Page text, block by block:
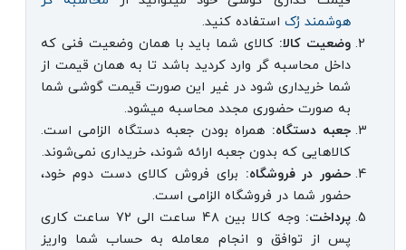
هوشمند رُک استفاده کنید.
وضعیت کالا: کالای شما باید با همان وضعیت فنی که
داخل محاسبه گر وارد کردید باشد تا به همان قیمت از
شما خریداری شود در غیر این صورت قیمت گوشی شما
به صورت حضوری مجدد محاسبه میشود.
جعبه دستگاه: همراه بودن جعبه دستگاه الزامی است.
کالاهایی که بدون جعبه ارائه شوند، خریداری نمی‌شوند.
حضور در فروشگاه: برای فروش کالای دست دوم خود،
حضور شما در فروشگاه الزامی است.
پرداخت:
وجه کالا بین ۴۸ ساعت الی ۷۲ ساعت کاری
پس از توافق و انجام معامله به حساب شما واریز